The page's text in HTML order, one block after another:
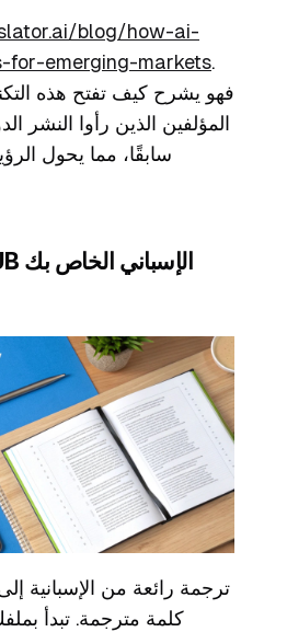
blog/how-ai-
for-emerging-markets.
فهو يشرح كيف تفتح هذه
المؤلفين الذين رأوا النشر
سابقًا، مما يحول
ترجمة رائعة من الإسبانية إلى
كلمة مترجمة. تبدأ